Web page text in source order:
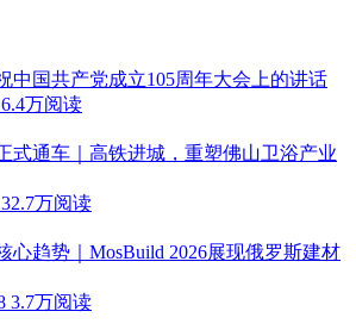
中国共产党成立105周年大会上的讲话
6.4万阅读
式通车｜高铁进城，重塑佛山卫浴产业
32.7万阅读
心趋势｜MosBuild 2026展现俄罗斯建材
3.7万阅读